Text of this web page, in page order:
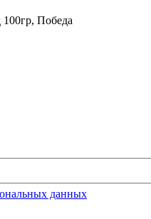
Победа
данных